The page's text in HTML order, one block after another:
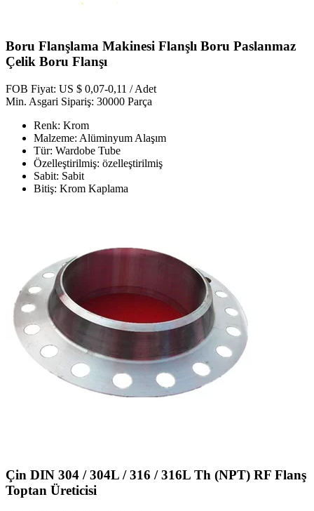
Boru Flanşlama Makinesi Flanşlı Boru Paslanmaz
Çelik Boru Flanşı
FOB Fiyat: US $ 0,07-0,11 / Adet
Min. Asgari Sipariş: 30000 Parça
Renk: Krom
Malzeme: Alüminyum Alaşım
Tür: Wardobe Tube
Özelleştirilmiş: özelleştirilmiş
Sabit: Sabit
Bitiş: Krom Kaplama
Çin DIN 304 / 304L / 316 / 316L Th (NPT) RF Flanş
Toptan Üreticisi